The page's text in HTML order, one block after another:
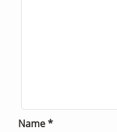
Name*